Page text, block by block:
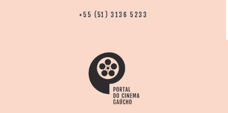
+55 (51) 3136 5233